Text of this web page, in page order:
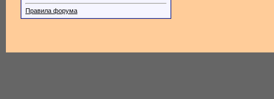
Правила форума